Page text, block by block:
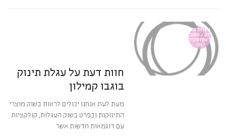
עגלות תינ
וק - חוות
דעת וסקיר
ות
חוות דעת על עגלת תינוק
בוגבו קמילון
מעת לעת אנחנו יכולים לראות בשוק מוצרי
התינוקות ובפרט בשוק העגלות, קולקציות
עם דוגמאות חדשות אשר